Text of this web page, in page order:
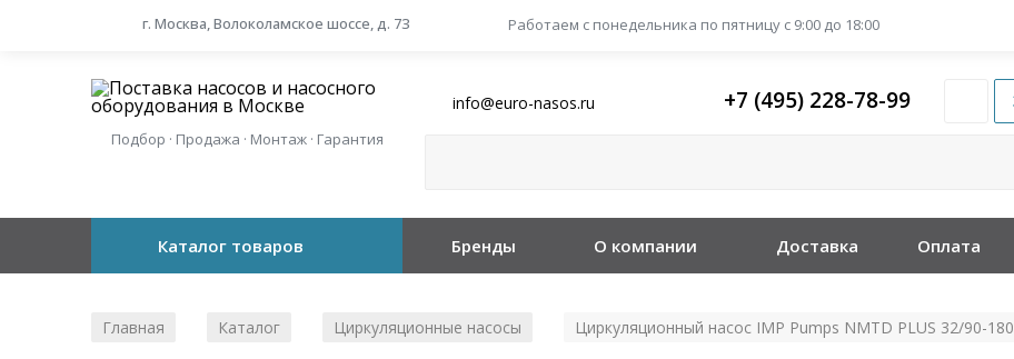
г. Москва, Волоколамское шоссе, д. 73 Работаем с понедельника по пятницу с 9:00 до 18:00
Подбор · Продажа · Монтаж · Гарантия
info@euro-nasos.ru +7 (495) 228-78-99
Каталог товаров Бренды О компании Доставка Оплата
Главная Каталог Циркуляционные насосы Циркуляционный насос IMP Pumps NMTD PLUS 32/90-180